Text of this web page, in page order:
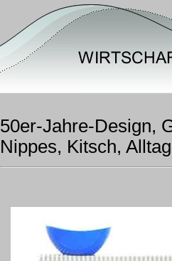
50er-Jahre-Design,
Nippes, Kitsch,